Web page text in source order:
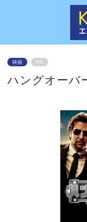
映画 PR
ハングオーバ